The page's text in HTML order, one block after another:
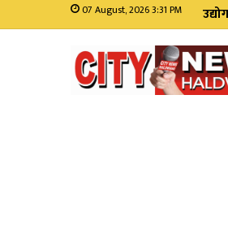
07 August, 2026 3:31 PM